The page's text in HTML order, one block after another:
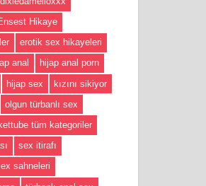
Hikaye
erotik sex hikayeleri
anal
hijap anal porn
hijap sex
kızını sikiyor
olgun türbanlı sex
tüm kategoriler
sex itirafı
sahneleri